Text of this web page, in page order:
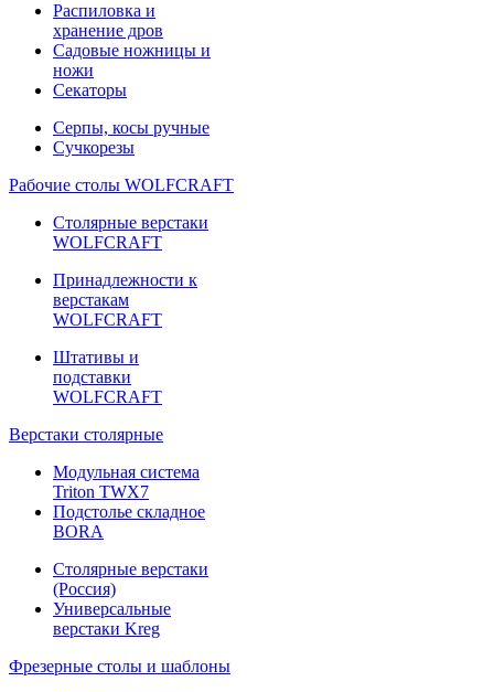
Распиловка и
хранение дров
Садовые ножницы и
ножи
Секаторы
Серпы, косы ручные
Сучкорезы
Рабочие столы WOLFCRAFT
Столярные верстаки
WOLFCRAFT
Принадлежности к
верстакам
WOLFCRAFT
Штативы и
подставки
WOLFCRAFT
Верстаки столярные
Модульная система
Triton TWX7
Подстолье складное
BORA
Столярные верстаки
(Россия)
Универсальные
верстаки Kreg
Фрезерные столы и шаблоны